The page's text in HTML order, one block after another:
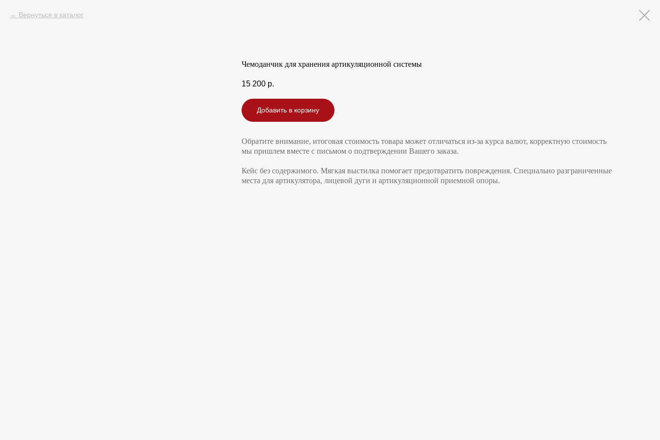
Вернуться в каталог
Чемоданчик для хранения артикуляционной системы
15 200 р.
Добавить в корзину
Обратите внимание, итоговая стоимость товара может отличаться из-за курса валют, корректную стоимость
мы пришлем вместе с письмом о подтверждении Вашего заказа.
Кейс без содержимого. Мягкая выстилка помогает предотвратить повреждения. Специально разграниченные
места для артикулятора, лицевой дуги и артикуляционной приемной опоры.